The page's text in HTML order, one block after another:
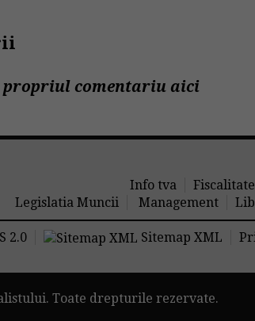
propriul comentariu aici
Info tva
Fiscalitate
Legislatia Muncii
Management
2.0 Sitemap XML
Toate drepturile rezervate.